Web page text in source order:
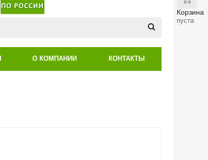
Корзина
пуста
О КОМПАНИИ КОНТАКТЫ